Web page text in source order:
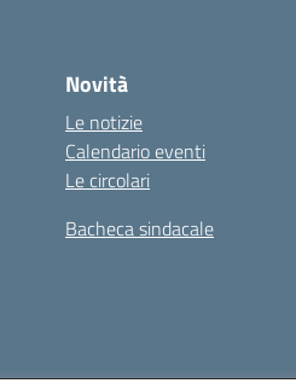
Novità
Le notizie
Calendario eventi
Le circolari
Bacheca sindacale